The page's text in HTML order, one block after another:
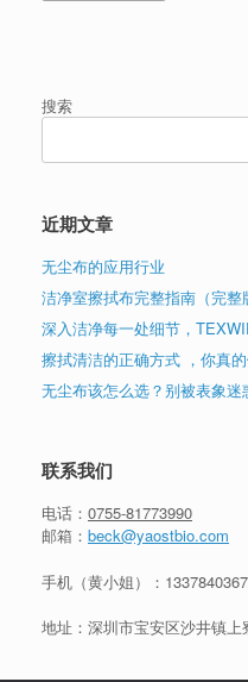
搜索
近期文章
无尘布的应用行业
洁净室擦拭布完整指南（完整
深入洁净每一处细节，
擦拭清洁的正确方式 ，你真
无尘布该怎么选？别被表象迷
联系我们
电话： 0755-81773990
邮箱： beck@yaostbio.com
手机（黄小姐）：
地址：深圳市宝安区沙井镇